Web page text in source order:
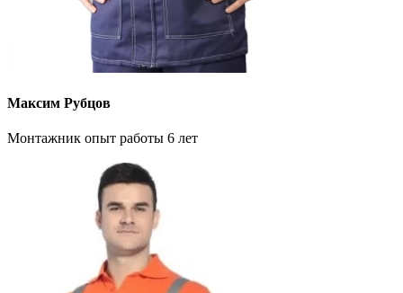
Максим Рубцов
Монтажник опыт работы 6 лет